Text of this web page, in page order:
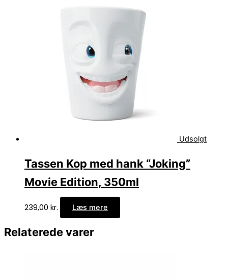
Udsolgt
Tassen Kop med hank “Joking”
Movie Edition, 350ml
239,00 kr. Læs mere
Relaterede varer